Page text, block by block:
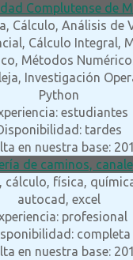
Complutense de
Cálculo, Análisis de
Cálculo Integral,
Métodos
Investigación
Python
estudiantes
tardes
en nuestra base:
de caminos,
cálculo, física,
autocad, excel
profesional
completa
en nuestra base: